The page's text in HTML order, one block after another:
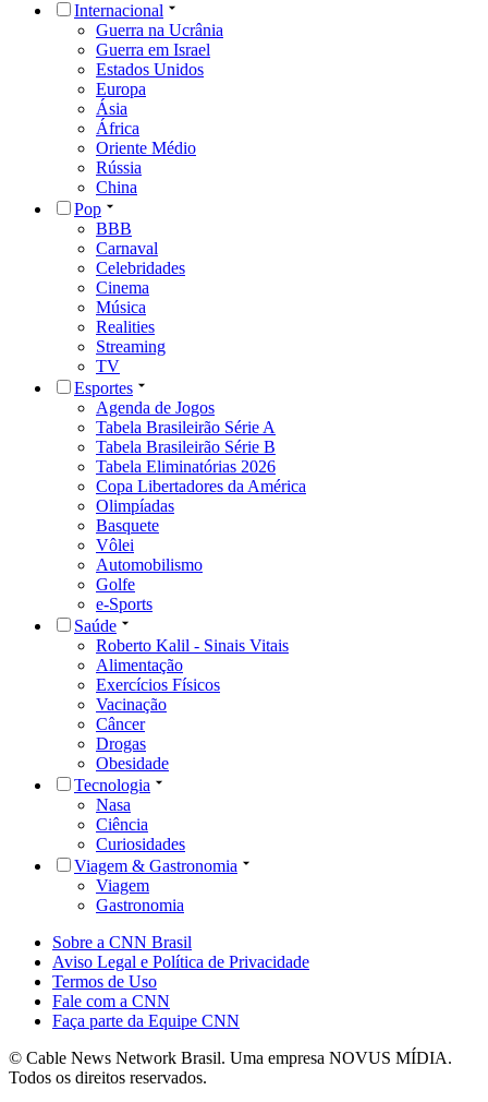
Internacional
Guerra na Ucrânia
Guerra em Israel
Estados Unidos
Europa
Ásia
África
Oriente Médio
Rússia
China
Pop
BBB
Carnaval
Celebridades
Cinema
Música
Realities
Streaming
TV
Esportes
Agenda de Jogos
Tabela Brasileirão Série A
Tabela Brasileirão Série B
Tabela Eliminatórias 2026
Copa Libertadores da América
Olimpíadas
Basquete
Vôlei
Automobilismo
Golfe
e-Sports
Saúde
Roberto Kalil - Sinais Vitais
Alimentação
Exercícios Físicos
Vacinação
Câncer
Drogas
Obesidade
Tecnologia
Nasa
Ciência
Curiosidades
Viagem & Gastronomia
Viagem
Gastronomia
Sobre a CNN Brasil
Aviso Legal e Política de Privacidade
Termos de Uso
Fale com a CNN
Faça parte da Equipe CNN
© Cable News Network Brasil. Uma empresa NOVUS MÍDIA.
Todos os direitos reservados.